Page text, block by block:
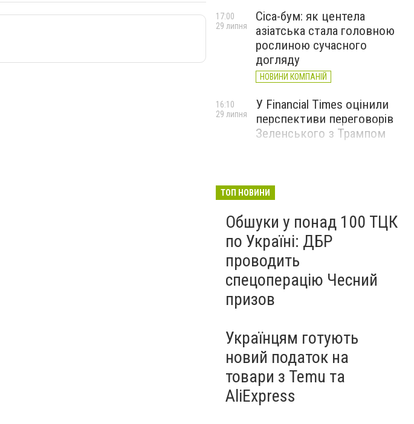
Cica-бум: як центела
азіатська стала головною
рослиною сучасного
догляду
НОВИНИ КОМПАНІЙ
17:00
29 липня
У Financial Times оцінили
перспективи переговорів
Зеленського з Трампом
16:10
29 липня
ТОП НОВИНИ
Обшуки у понад 100 ТЦК
по Україні: ДБР
проводить
спецоперацію Чесний
призов
Українцям готують
новий податок на
товари з Temu та
AliExpress